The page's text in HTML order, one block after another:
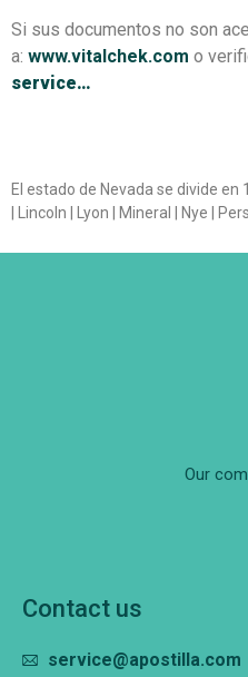
Si sus documentos no son
a: www.vitalchek.com o
service…
El estado de Nevada se divide en
| Lincoln | Lyon | Mineral | Nye |
Our
Contact us
service@apostilla.com